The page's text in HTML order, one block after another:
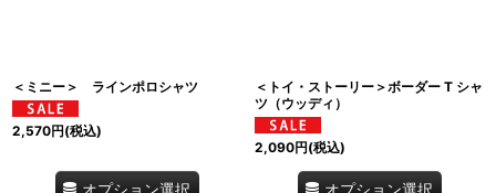
＜ミニー＞ ラインポロシャツ
2,570円(税込)
オプション選択
＜トイ・ストーリー＞ボーダー T シャ
ツ（ウッディ）
2,090円(税込)
オプション選択